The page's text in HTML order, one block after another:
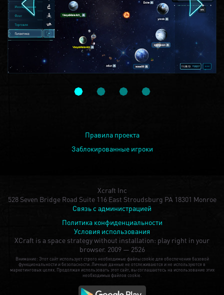
Правила проекта
Заблокированные игроки
Xcraft Inc
528 Seven Bridge Road Suite 116 East Stroudsburg PA 18301 Monroe
Связь с администрацией
Политика конфиденциальности
Условия использования
XCraft is a space strategy without installation: play right in your
browser. 2009 — 2526
Внимание: Этот сайт использует строго необходимые файлы cookie для обеспечения базовой
функциональности и безопасности. Личные данные не отслеживаются и не используются в
маркетинговых целях. Продолжая использовать этот сайт, вы соглашаетесь на использование этих
необходимых файлов cookie.